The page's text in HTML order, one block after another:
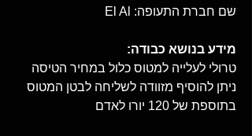
שם חברת התעופה: El Al
מידע בנושא כבודה:
טרולי לעלייה למטוס כלול במחיר הטיסה
ניתן להוסיף מזוודה לשליחה לבטן המטוס
בתוספת של 120 יורו לאדם